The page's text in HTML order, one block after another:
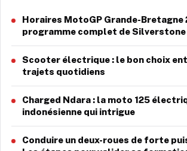
Horaires MotoGP Grande-Bretagne
programme complet de Silverstone
Scooter électrique : le bon choix
trajets quotidiens
Charged Ndara : la moto 125
indonésienne qui intrigue
Conduire un deux-roues de forte